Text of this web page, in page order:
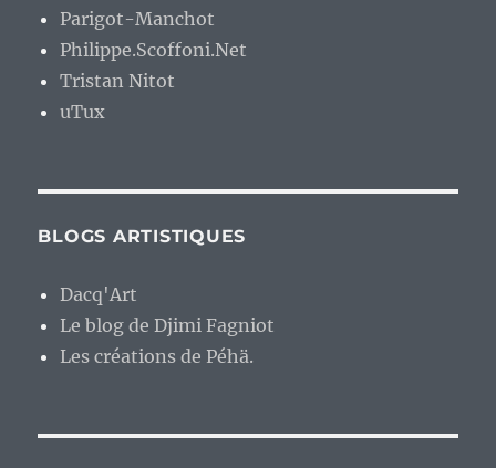
Parigot-Manchot
Philippe.Scoffoni.Net
Tristan Nitot
uTux
BLOGS ARTISTIQUES
Dacq'Art
Le blog de Djimi Fagniot
Les créations de Péhä.